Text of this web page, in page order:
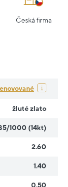
Česká firma
žluté zlato
1000 (14kt)
2.60
1.40
0.50